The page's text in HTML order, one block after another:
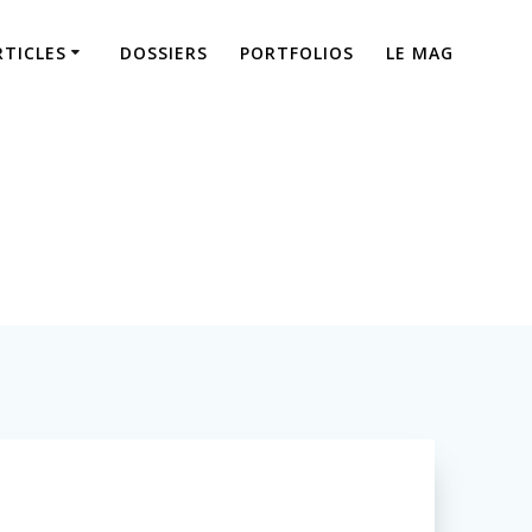
DOSSIERS PORTFOLIOS LE MAG